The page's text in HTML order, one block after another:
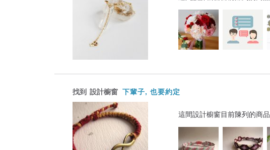
找到 設計櫥窗 下輩子, 也要約定
這間設計櫥窗目前陳列的商品